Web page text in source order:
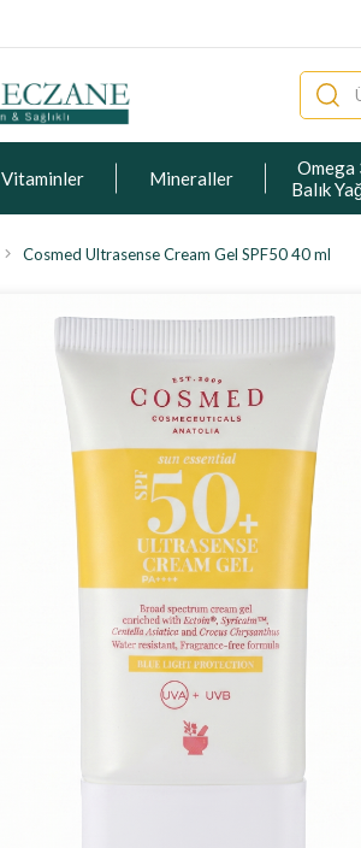
Vitaminler Mineraller
Omega
Balık
Cosmed Ultrasense Cream Gel SPF50 40 ml